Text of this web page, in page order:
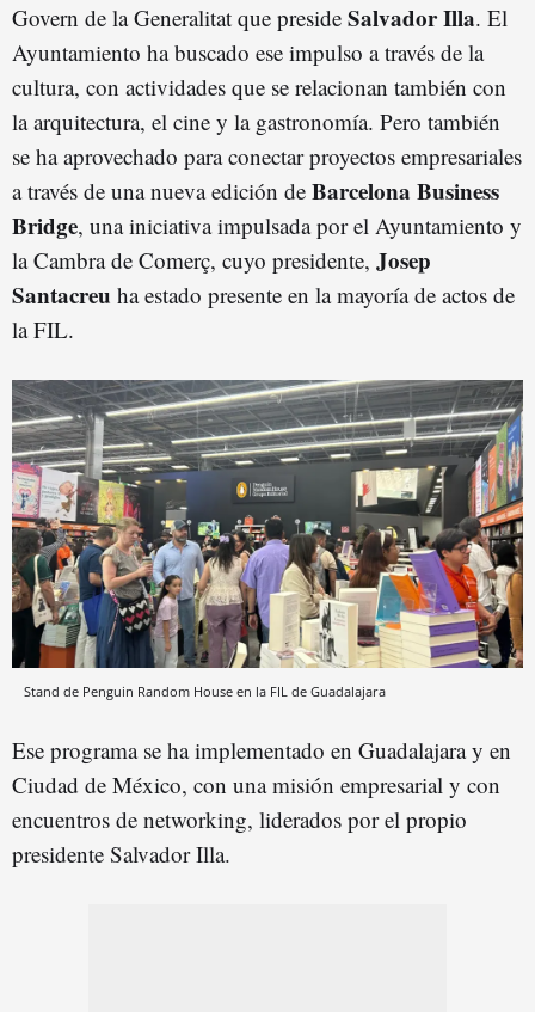
Govern de la Generalitat que preside Salvador Illa. El
Ayuntamiento ha buscado ese impulso a través de la
cultura, con actividades que se relacionan también con
la arquitectura, el cine y la gastronomía. Pero también
se ha aprovechado para conectar proyectos empresariales
a través de una nueva edición de Barcelona Business
Bridge, una iniciativa impulsada por el Ayuntamiento y
la Cambra de Comerç, cuyo presidente, Josep
Santacreu ha estado presente en la mayoría de actos de
la FIL.
Stand de Penguin Random House en la FIL de Guadalajara
Ese programa se ha implementado en Guadalajara y en
Ciudad de México, con una misión empresarial y con
encuentros de networking, liderados por el propio
presidente Salvador Illa.